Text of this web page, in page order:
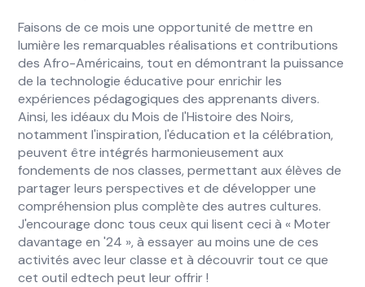
Faisons de ce mois une opportunité de mettre en
lumière les remarquables réalisations et contributions
des Afro-Américains, tout en démontrant la puissance
de la technologie éducative pour enrichir les
expériences pédagogiques des apprenants divers.
Ainsi, les idéaux du Mois de l'Histoire des Noirs,
notamment l'inspiration, l'éducation et la célébration,
peuvent être intégrés harmonieusement aux
fondements de nos classes, permettant aux élèves de
partager leurs perspectives et de développer une
compréhension plus complète des autres cultures.
J'encourage donc tous ceux qui lisent ceci à « Moter
davantage en '24 », à essayer au moins une de ces
activités avec leur classe et à découvrir tout ce que
cet outil edtech peut leur offrir !